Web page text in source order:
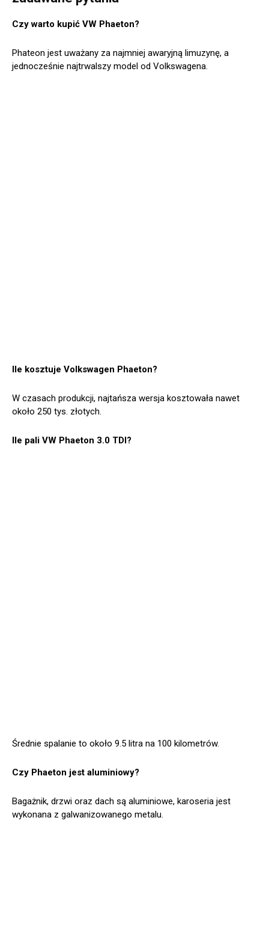
Czy warto kupić VW Phaeton?
Phateon jest uważany za najmniej awaryjną limuzynę, a
jednocześnie najtrwalszy model od Volkswagena.
Ile kosztuje Volkswagen Phaeton?
W czasach produkcji, najtańsza wersja kosztowała nawet
około 250 tys. złotych.
Ile pali VW Phaeton 3.0 TDI?
Średnie spalanie to około 9.5 litra na 100 kilometrów.
Czy Phaeton jest aluminiowy?
Bagażnik, drzwi oraz dach są aluminiowe, karoseria jest
wykonana z galwanizowanego metalu.